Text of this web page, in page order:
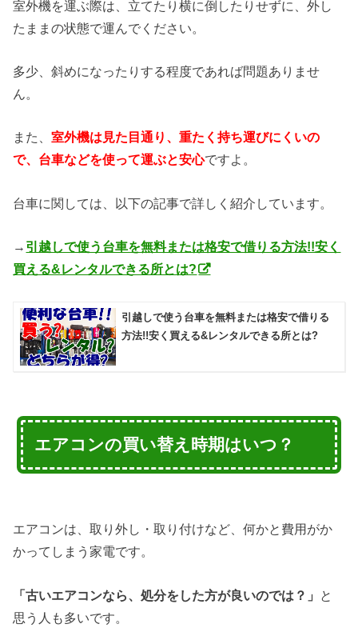
室外機を運ぶ際は、立てたり横に倒したりせずに、外し
たままの状態で運んでください。
多少、斜めになったりする程度であれば問題ありませ
ん。
また、室外機は見た目通り、重たく持ち運びにくいの
で、台車などを使って運ぶと安心ですよ。
台車に関しては、以下の記事で詳しく紹介しています。
→ 引越しで使う台車を無料または格安で借りる方法!!安く
買える&レンタルできる所とは?
引越しで使う台車を無料または格安で借りる
方法!!安く買える&レンタルできる所とは?
エアコンの買い替え時期はいつ？
エアコンは、取り外し・取り付けなど、何かと費用がか
かってしまう家電です。
「古いエアコンなら、処分をした方が良いのでは？」
と
思う人も多いです。